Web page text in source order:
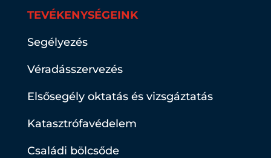
TEVÉKENYSÉGEINK
Segélyezés
Véradásszervezés
Elsősegély oktatás és vizsgáztatás
Katasztrófavédelem
Családi bölcsőde